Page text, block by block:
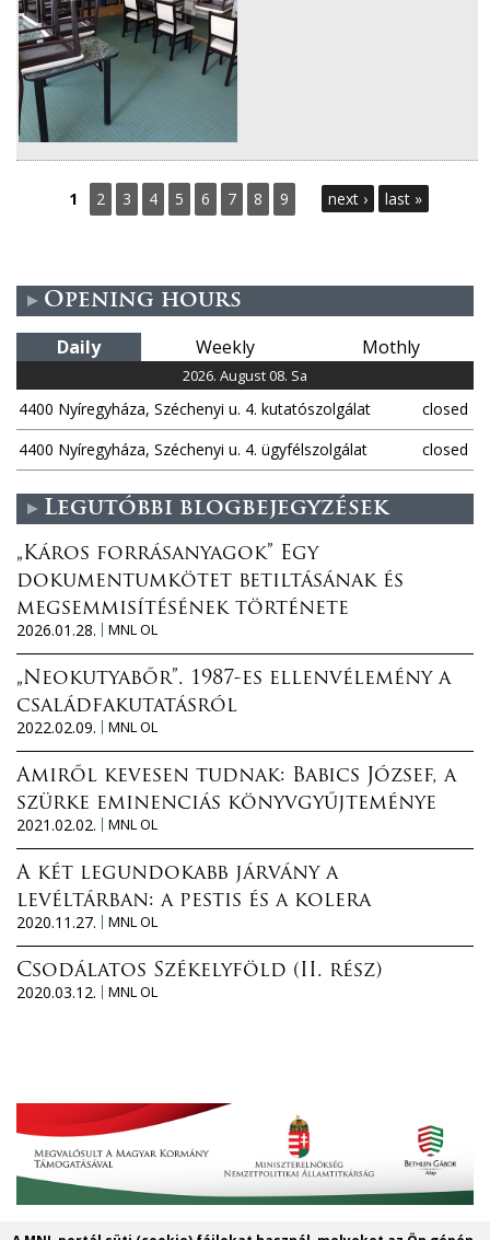
e
s
1 2 3 4 5 6 7 8 9 next › last »
Opening hours
Daily Weekly Mothly
2026. August 08. Sa
4400 Nyíregyháza, Széchenyi u. 4. kutatószolgálat
closed
4400 Nyíregyháza, Széchenyi u. 4. ügyfélszolgálat
closed
Legutóbbi blogbejegyzések
„Káros forrásanyagok” Egy
dokumentumkötet betiltásának és
megsemmisítésének története
2026.01.28.
MNL OL
„Neokutyabőr”. 1987-es ellenvélemény a
családfakutatásról
2022.02.09.
MNL OL
Amiről kevesen tudnak: Babics József, a
szürke eminenciás könyvgyűjteménye
2021.02.02.
MNL OL
A két legundokabb járvány a
levéltárban: a pestis és a kolera
2020.11.27.
MNL OL
Csodálatos Székelyföld (II. rész)
2020.03.12.
MNL OL